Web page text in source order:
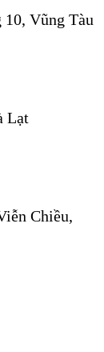
Vũng Tàu
Lạt
Chiều,